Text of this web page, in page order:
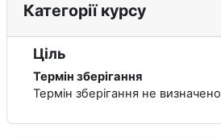
Категорії курсу
Ціль
Термін зберігання
Термін зберігання не визначено